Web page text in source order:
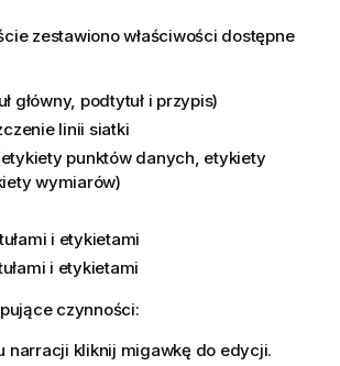
zestawiono właściwości dostępne
główny, podtytuł i przypis)
linii siatki
punktów danych, etykiety
wymiarów)
i etykietami
i etykietami
czynności:
narracji kliknij migawkę do edycji.